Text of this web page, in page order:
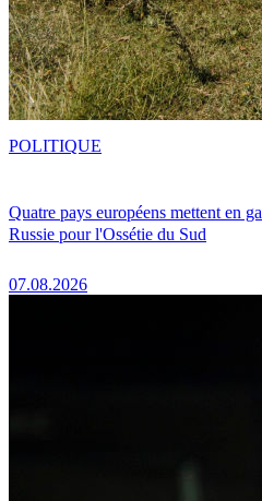
Quatre pays européens mettent en
Russie pour l'Ossétie du Sud
07.08.2026
POLITIQUE